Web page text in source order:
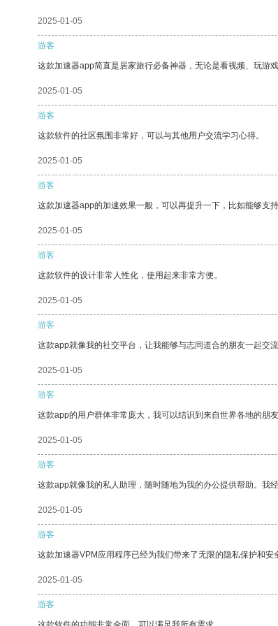
2025-01-05
游客
这款加速器app简直是居家旅行必备神器，无论是看视频、玩游
2025-01-05
游客
这款软件的社区氛围非常好，可以与其他用户交流学习心得。
2025-01-05
游客
这款加速器app的加速效果一般，可以再提升一下，比如能够支持
2025-01-05
游客
这款软件的设计非常人性化，使用起来非常方便。
2025-01-05
游客
这款app就像我的社交平台，让我能够与志同道合的朋友一起交流
2025-01-05
游客
这款app的用户群体非常庞大，我可以结识到来自世界各地的朋友
2025-01-05
游客
这款app就像我的私人助理，随时随地为我的办公提供帮助。我
2025-01-05
游客
这款加速器VPM应用程序已经为我们带来了无限的隐私保护和安
2025-01-05
游客